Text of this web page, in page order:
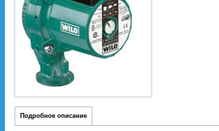
Подробное описание